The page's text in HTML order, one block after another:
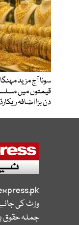
سونا آج مزید
قیمتوں میں
دن بڑا اضافہ ریکارڈ
وزٹ کی
جملہ حقوق